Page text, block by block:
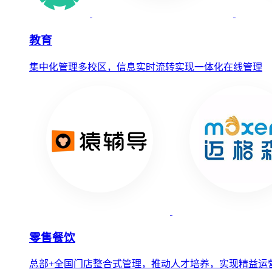
教育
集中化管理多校区，信息实时流转实现一体化在线管理
零售餐饮
总部+全国门店整合式管理，推动人才培养，实现精益运